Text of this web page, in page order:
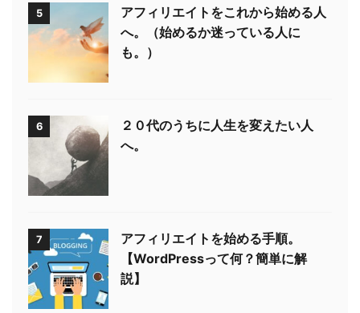
5
アフィリエイトをこれから始める人
へ。（始めるか迷っている人に
も。）
6
２０代のうちに人生を変えたい人
へ。
7
アフィリエイトを始める手順。
【WordPressって何？簡単に解
説】